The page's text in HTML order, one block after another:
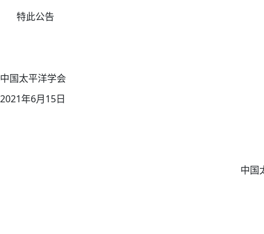
特此公告
中国太平洋学会
2021年6月15日
中国太平洋学会